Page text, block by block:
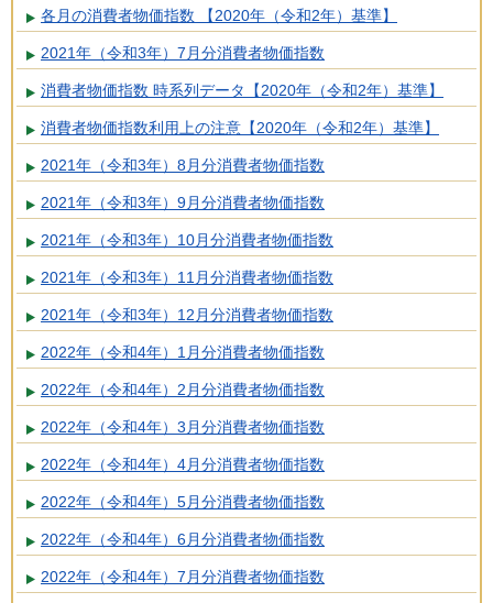
各月の消費者物価指数 【2020年（令和2年）基準】
2021年（令和3年）7月分消費者物価指数
消費者物価指数 時系列データ【2020年（令和2年）基準】
消費者物価指数利用上の注意【2020年（令和2年）基準】
2021年（令和3年）8月分消費者物価指数
2021年（令和3年）9月分消費者物価指数
2021年（令和3年）10月分消費者物価指数
2021年（令和3年）11月分消費者物価指数
2021年（令和3年）12月分消費者物価指数
2022年（令和4年）1月分消費者物価指数
2022年（令和4年）2月分消費者物価指数
2022年（令和4年）3月分消費者物価指数
2022年（令和4年）4月分消費者物価指数
2022年（令和4年）5月分消費者物価指数
2022年（令和4年）6月分消費者物価指数
2022年（令和4年）7月分消費者物価指数